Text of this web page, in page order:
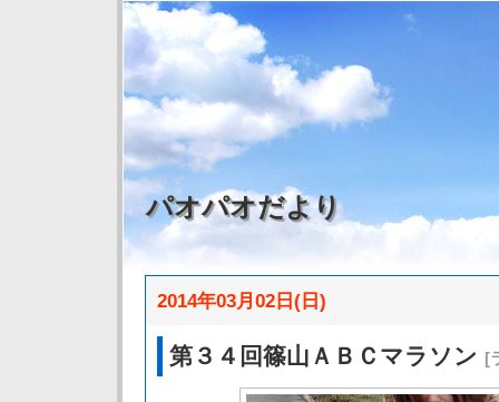
パオパオだより
2014年03月02日(日)
第３４回篠山ＡＢＣマラソン [